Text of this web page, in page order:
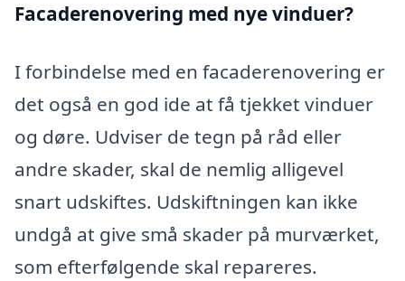
Facaderenovering med nye vinduer?
I forbindelse med en facaderenovering er
det også en god ide at få tjekket vinduer
og døre. Udviser de tegn på råd eller
andre skader, skal de nemlig alligevel
snart udskiftes. Udskiftningen kan ikke
undgå at give små skader på murværket,
som efterfølgende skal repareres.